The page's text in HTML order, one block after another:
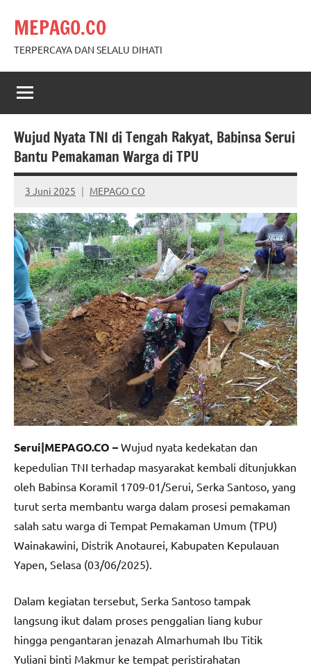
content
MEPAGO.CO
TERPERCAYA DAN SELALU DIHATI
Wujud Nyata TNI di Tengah Rakyat, Babinsa Serui
Bantu Pemakaman Warga di TPU
3 Juni 2025 MEPAGO CO
No
comments
Serui|MEPAGO.CO – Wujud nyata kedekatan dan
kepedulian TNI terhadap masyarakat kembali ditunjukkan
oleh Babinsa Koramil 1709-01/Serui, Serka Santoso, yang
turut serta membantu warga dalam prosesi pemakaman
salah satu warga di Tempat Pemakaman Umum (TPU)
Wainakawini, Distrik Anotaurei, Kabupaten Kepulauan
Yapen, Selasa (03/06/2025).
Dalam kegiatan tersebut, Serka Santoso tampak
langsung ikut dalam proses penggalian liang kubur
hingga pengantaran jenazah Almarhumah Ibu Titik
Yuliani binti Makmur ke tempat peristirahatan